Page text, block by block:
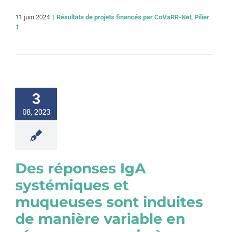
11 juin 2024 | Résultats de projets financés par CoVaRR-Net, Pilier
1
3
08, 2023
Des réponses IgA
systémiques et
muqueuses sont induites
de manière variable en